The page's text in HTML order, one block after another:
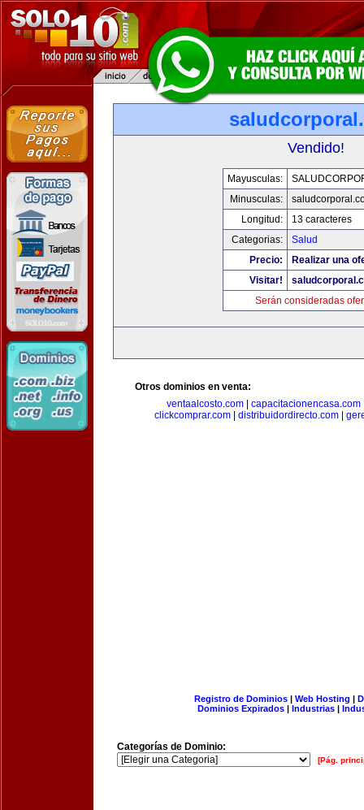
Vendido!
Mayusculas:
Minusculas:
Longitud:
13 caracteres
Categorias:
Salud
Precio:
Realizar una
Visitar!
Serán consideradas
Otros dominios en venta:
ventaalcosto.com
capacitacionencasa.com
clickcomprar.com| distribuidordirecto.com|
Registro de Dominios| Web Hosting |
Dominios Expirados | Industrias |
Categorías de Dominio:
[Pág.